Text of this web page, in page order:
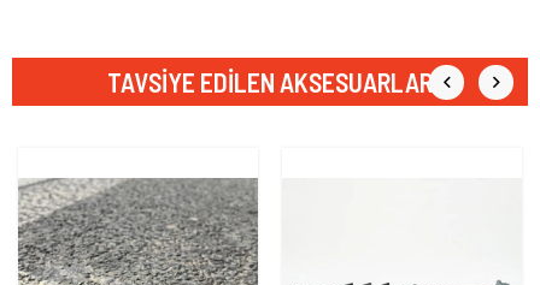
TAVSIYE EDILEN AKSESUARLAR